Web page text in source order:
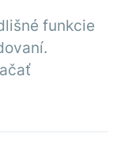
funkcie